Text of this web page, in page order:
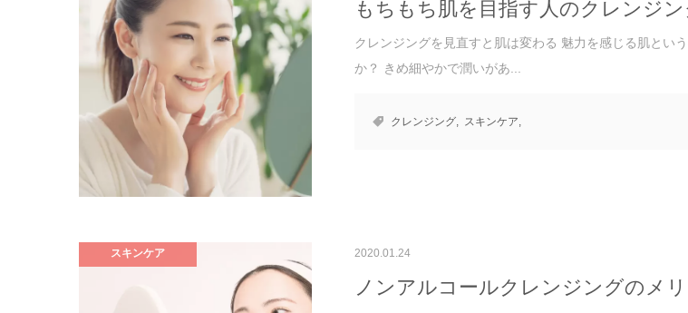
もちもち肌を目指す人のクレンジ
クレンジングを見直すと肌は変わる 魅力を感じる肌とい
か？ きめ細やかで潤いがあ...
クレンジング, スキンケア,
スキンケア 2020.01.24
ノンアルコールクレンジングのメ